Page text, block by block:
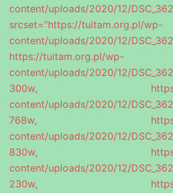
content/uploads/2020/12/
srcset=”https://tuitam.org.pl/wp-
content/uploads/2020/12/
https://tuitam.org.pl/wp-
content/uploads/2020/12/
300w, https://
content/uploads/2020/12/
768w, https://
content/uploads/2020/12/
830w, https://
content/uploads/2020/12/
230w, https://